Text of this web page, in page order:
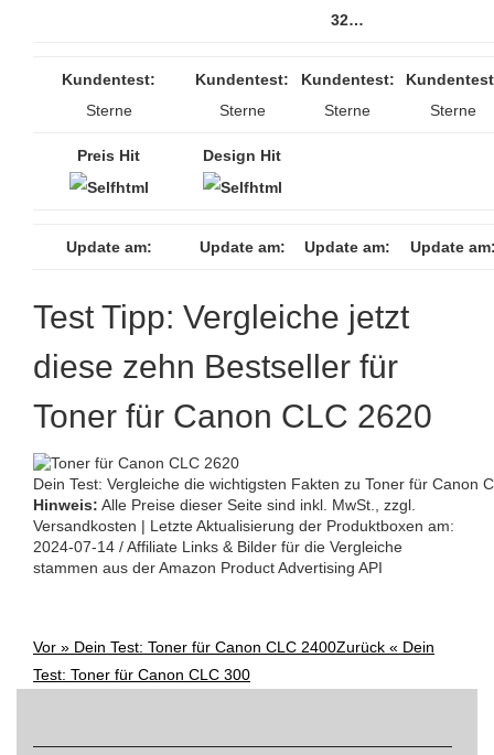
32…
Kundentest:
Sterne
Kundentest:
Sterne
Kundentest:
Sterne
Sterne
Preis Hit Design Hit
Update am: Update am: Update am: Update
Test Tipp: Vergleiche jetzt
diese zehn Bestseller für
Toner für Canon CLC 2620
Dein Test: Vergleiche die wichtigsten Fakten zu Toner für Canon
Hinweis: Alle Preise dieser Seite sind inkl. MwSt., zzgl.
Versandkosten | Letzte Aktualisierung der Produktboxen am:
2024-07-14 / Affiliate Links & Bilder für die Vergleiche
stammen aus der Amazon Product Advertising API
Post
Vor » Dein Test: Toner für Canon CLC 2400Zurück « Dein
Test: Toner für Canon CLC 300